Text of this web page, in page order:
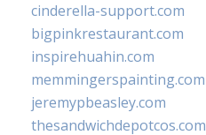
cinderella-support.com
bigpinkrestaurant.com
inspirehuahin.com
memmingerspainting.com
jeremypbeasley.com
thesandwichdepotcos.com